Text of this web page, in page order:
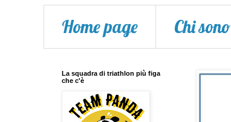
Home page Chi sono
La squadra di triathlon più figa
che c'è